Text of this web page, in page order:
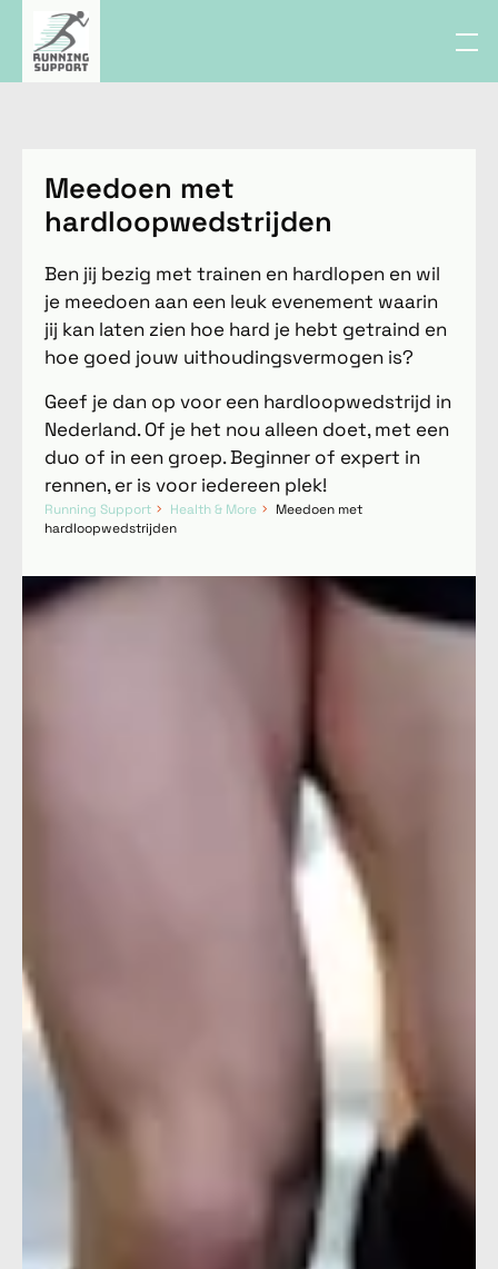
Meedoen met
hardloopwedstrijden
Ben jij bezig met trainen en hardlopen en wil
je meedoen aan een leuk evenement waarin
jij kan laten zien hoe hard je hebt getraind en
hoe goed jouw uithoudingsvermogen is?
Geef je dan op voor een hardloopwedstrijd in
Nederland. Of je het nou alleen doet, met een
duo of in een groep. Beginner of expert in
rennen, er is voor iedereen plek!
Running Support Health & More
Meedoen met
hardloopwedstrijden